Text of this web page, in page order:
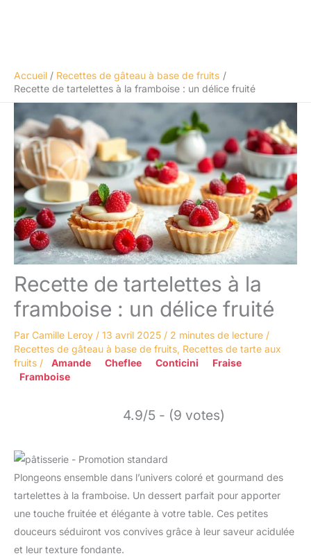
Accueil
Recettes de gâteau à base de fruits
Recette de tartelettes à la framboise : un délice fruité
Recette de tartelettes à la
framboise : un délice fruité
Par Camille Leroy / 13 avril 2025 / 2 minutes de lecture /
Recettes de gâteau à base de fruits, Recettes de tarte aux
fruits / Amande Cheflee Conticini
Fraise
Framboise
4.9/5 - (9 votes)
Plongeons ensemble dans l’univers coloré et gourmand des
tartelettes à la framboise. Un dessert parfait pour apporter
une touche fruitée et élégante à votre table. Ces petites
douceurs séduiront vos convives grâce à leur saveur acidulée
et leur texture fondante.